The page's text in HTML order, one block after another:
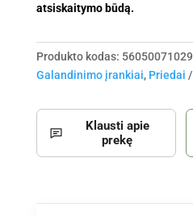
atsiskaitymo būdą.
Produkto kodas: 56050071029
Galandinimo įrankiai, Priedai
Klausti apie
prekę